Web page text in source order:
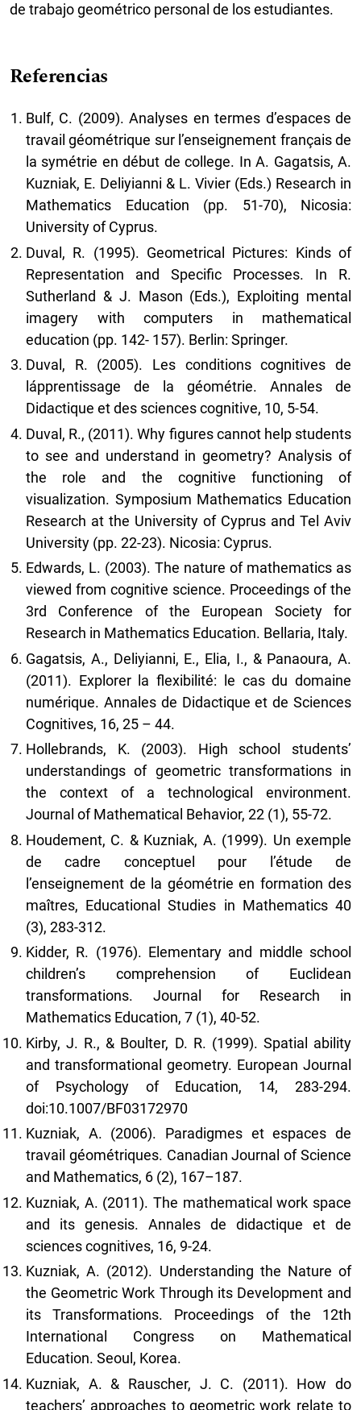
de trabajo geométrico personal de los estudiantes.
Referencias
Bulf, C. (2009). Analyses en termes d’espaces de
travail géométrique sur l’enseignement français de
la symétrie en début de college. In A. Gagatsis, A.
Kuzniak, E. Deliyianni & L. Vivier (Eds.) Research in
Mathematics Education (pp. 51-70), Nicosia:
University of Cyprus.
Duval, R. (1995). Geometrical Pictures: Kinds of
Representation and Specific Processes. In R.
Sutherland & J. Mason (Eds.), Exploiting mental
imagery with computers in mathematical
education (pp. 142- 157). Berlin: Springer.
Duval, R. (2005). Les conditions cognitives de
lápprentissage de la géométrie. Annales de
Didactique et des sciences cognitive, 10, 5-54.
Duval, R., (2011). Why figures cannot help students
to see and understand in geometry? Analysis of
the role and the cognitive functioning of
visualization. Symposium Mathematics Education
Research at the University of Cyprus and Tel Aviv
University (pp. 22-23). Nicosia: Cyprus.
Edwards, L. (2003). The nature of mathematics as
viewed from cognitive science. Proceedings of the
3rd Conference of the European Society for
Research in Mathematics Education. Bellaria, Italy.
Gagatsis, A., Deliyianni, E., Elia, I., & Panaoura, A.
(2011). Explorer la flexibilité: le cas du domaine
numérique. Annales de Didactique et de Sciences
Cognitives, 16, 25 – 44.
Hollebrands, K. (2003). High school students’
understandings of geometric transformations in
the context of a technological environment.
Journal of Mathematical Behavior, 22 (1), 55-72.
Houdement, C. & Kuzniak, A. (1999). Un exemple
de cadre conceptuel pour l’étude de
l’enseignement de la géométrie en formation des
maîtres, Educational Studies in Mathematics 40
(3), 283-312.
Kidder, R. (1976). Elementary and middle school
children’s comprehension of Euclidean
transformations. Journal for Research in
Mathematics Education, 7 (1), 40-52.
Kirby, J. R., & Boulter, D. R. (1999). Spatial ability
and transformational geometry. European Journal
of Psychology of Education, 14, 283-294.
doi:10.1007/BF03172970
Kuzniak, A. (2006). Paradigmes et espaces de
travail géométriques. Canadian Journal of Science
and Mathematics, 6 (2), 167–187.
Kuzniak, A. (2011). The mathematical work space
and its genesis. Annales de didactique et de
sciences cognitives, 16, 9-24.
Kuzniak, A. (2012). Understanding the Nature of
the Geometric Work Through its Development and
its Transformations. Proceedings of the 12th
International Congress on Mathematical
Education. Seoul, Korea.
Kuzniak, A. & Rauscher, J. C. (2011). How do
teachers’ approaches to geometric work relate to